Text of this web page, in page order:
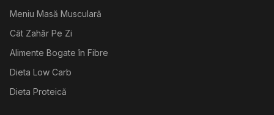
Meniu Masă Musculară
Cât Zahăr Pe Zi
Alimente Bogate în Fibre
Dieta Low Carb
Dieta Proteică